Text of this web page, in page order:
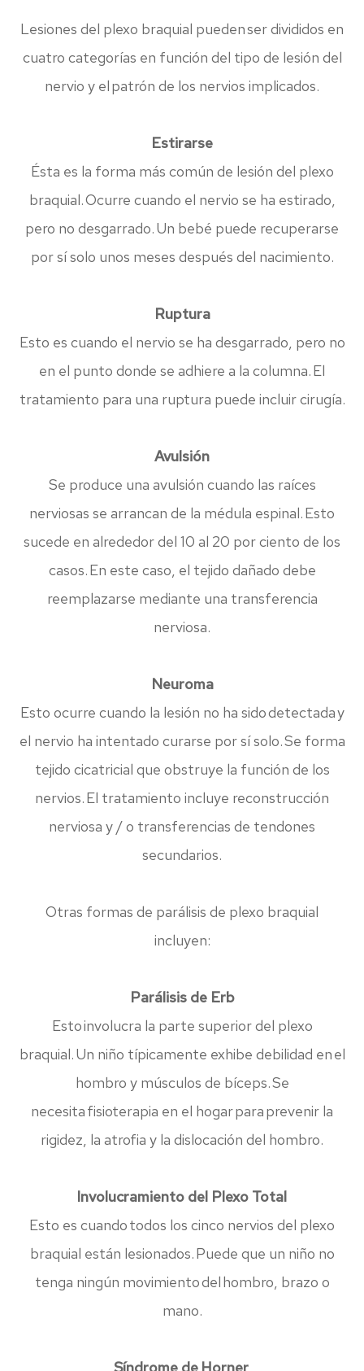
Lesiones del plexo braquial pueden ser divididos en
cuatro categorías en función del tipo de lesión del
nervio y el patrón de los nervios implicados.
Estirarse
Ésta es la forma más común de lesión del plexo
braquial. Ocurre cuando el nervio se ha estirado,
pero no desgarrado. Un bebé puede recuperarse
por sí solo unos meses después del nacimiento.
Ruptura
Esto es cuando el nervio se ha desgarrado, pero no
en el punto donde se adhiere a la columna. El
tratamiento para una ruptura puede incluir cirugía.
Avulsión
Se produce una avulsión cuando las raíces
nerviosas se arrancan de la médula espinal. Esto
sucede en alrededor del 10 al 20 por ciento de los
casos. En este caso, el tejido dañado debe
reemplazarse mediante una transferencia
nerviosa.
Neuroma
Esto ocurre cuando la lesión no ha sido detectada y
el nervio ha intentado curarse por sí solo. Se forma
tejido cicatricial que obstruye la función de los
nervios. El tratamiento incluye reconstrucción
nerviosa y / o transferencias de tendones
secundarios.
Otras formas de parálisis de plexo braquial
incluyen:
Parálisis de Erb
Esto involucra la parte superior del plexo
braquial. Un niño típicamente exhibe debilidad en el
hombro y músculos de bíceps. Se
necesita fisioterapia en el hogar para prevenir la
rigidez, la atrofia y la dislocación del hombro.
Involucramiento del Plexo Total
Esto es cuando todos los cinco nervios del plexo
braquial están lesionados. Puede que un niño no
tenga ningún movimiento del hombro, brazo o
mano.